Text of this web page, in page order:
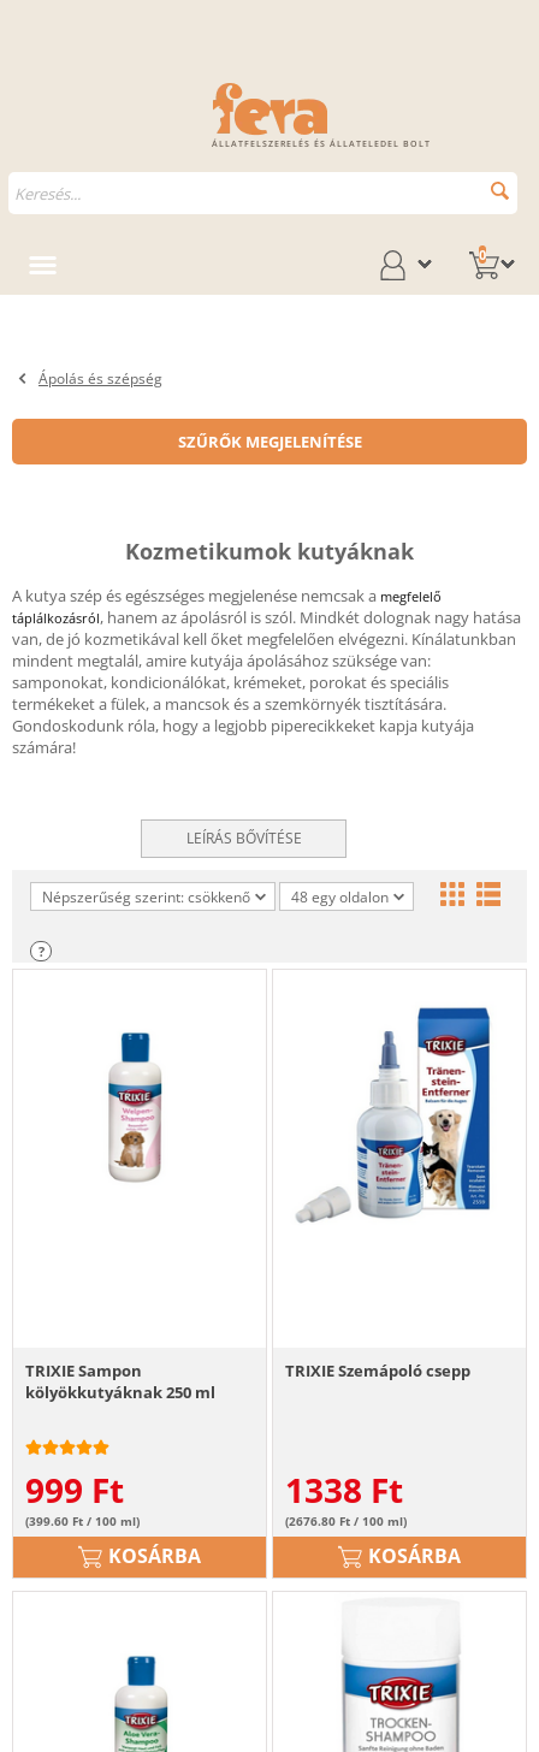
ÁLLATFELSZERELÉS ÉS ÁLLATELEDEL BOLT
0
Ápolás és szépség
SZŰRŐK MEGJELENÍTÉSE
Kozmetikumok kutyáknak
A kutya szép és egészséges megjelenése nemcsak a megfelelő
táplálkozásról, hanem az ápolásról is szól. Mindkét dolognak nagy hatása
van, de jó kozmetikával kell őket megfelelően elvégezni. Kínálatunkban
mindent megtalál, amire kutyája ápolásához szüksége van:
samponokat, kondicionálókat, krémeket, porokat és speciális
termékeket a fülek, a mancsok és a szemkörnyék tisztítására.
Gondoskodunk róla, hogy a legjobb piperecikkeket kapja kutyája
számára!
LEÍRÁS BŐVÍTÉSE
Népszerűség szerint: csökkenő 48 egy oldalon
?
TRIXIE Sampon
kölyökkutyáknak 250 ml
999 Ft
(399.60 Ft / 100 ml)
KOSÁRBA
TRIXIE Szemápoló csepp
1338 Ft
(2676.80 Ft / 100 ml)
KOSÁRBA